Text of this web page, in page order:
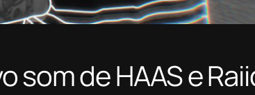
som de HAAS e